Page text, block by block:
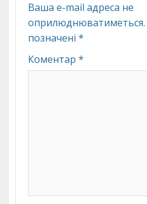
Ваша e-mail адреса не
оприлюднюватиметься.
позначені *
Коментар *